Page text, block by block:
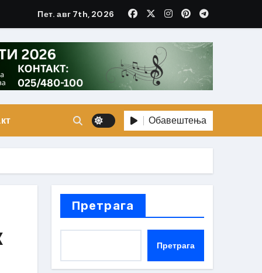
Пет. авг 7th, 2026
Обавештења
Претрага
Претрага